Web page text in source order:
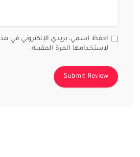
احفظ اسمي، بريدي الإلكتروني في
لاستخدامها المرة المقبلة.